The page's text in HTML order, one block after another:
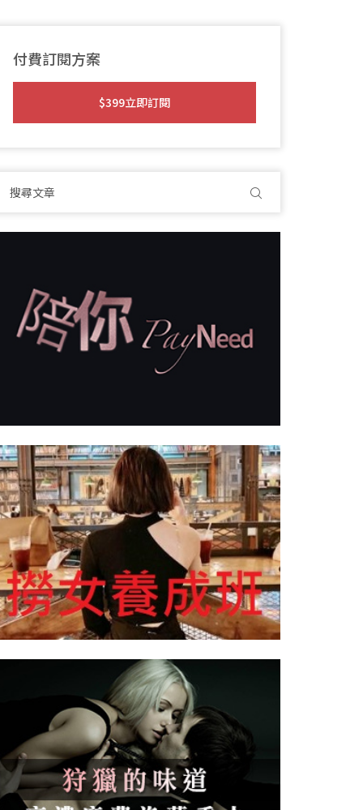
付費訂閱方案
$399立即訂閱